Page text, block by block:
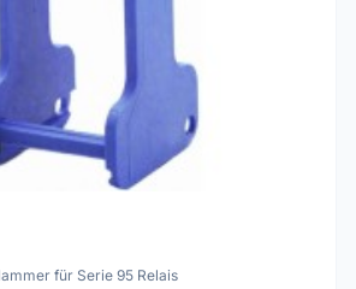
für Serie 95 Relais